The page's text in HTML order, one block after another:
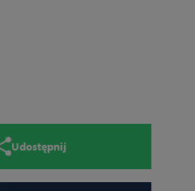
Udostępnij